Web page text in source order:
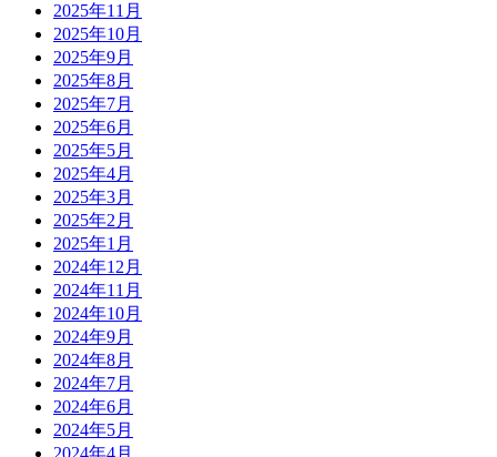
2025年11月
2025年10月
2025年9月
2025年8月
2025年7月
2025年6月
2025年5月
2025年4月
2025年3月
2025年2月
2025年1月
2024年12月
2024年11月
2024年10月
2024年9月
2024年8月
2024年7月
2024年6月
2024年5月
2024年4月